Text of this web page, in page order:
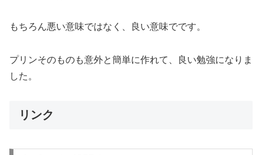
もちろん悪い意味ではなく、良い意味でです。
プリンそのものも意外と簡単に作れて、良い勉強になりま
した。
リンク